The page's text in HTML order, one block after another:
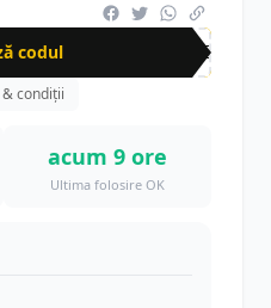
codul
20E
condiții
acum 9 ore
Ultima folosire OK